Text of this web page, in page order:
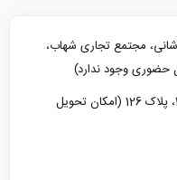
مجتمع تجاری شهاب،
تهران،بلوار فتح, انتهای فتح 13، پلاک 126 (امکان تحویل